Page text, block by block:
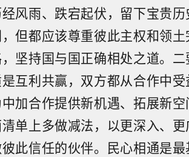
风雨、跌宕起伏，留下宝贵
但都应该尊重彼此主权和领
坚持国与国正确相处之道。
互利共赢，双方都从合作中
加合作提供新机遇、拓展新
单上多做减法，以更深入、
此信任的伙伴。民心相通是